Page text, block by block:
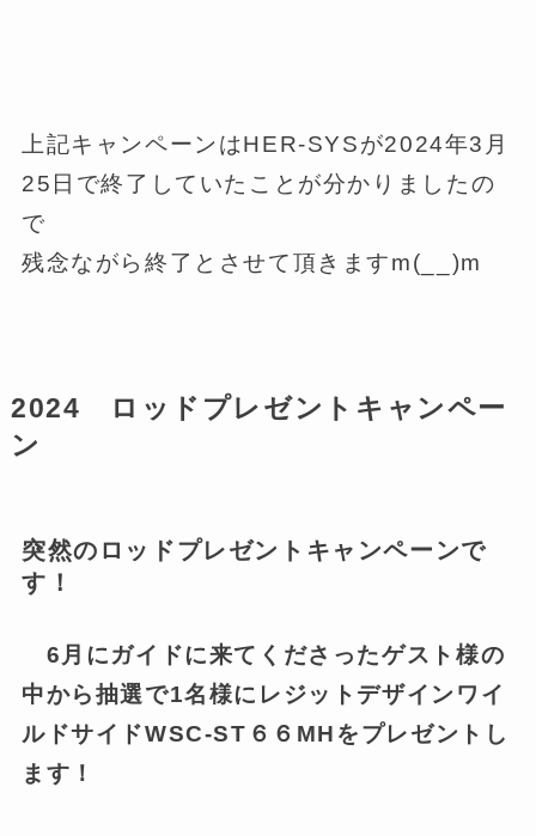
上記キャンペーンはHER-SYSが2024年3月
25日で終了していたことが分かりましたの
で
残念ながら終了とさせて頂きますm(__)m
2024 ロッドプレゼントキャンペー
ン
突然のロッドプレゼントキャンペーンで
す！
6月にガイドに来てくださったゲスト様の
中から抽選で1名様にレジットデザインワイ
ルドサイドWSC-ST６６MHをプレゼントし
ます！